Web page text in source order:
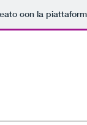
con la